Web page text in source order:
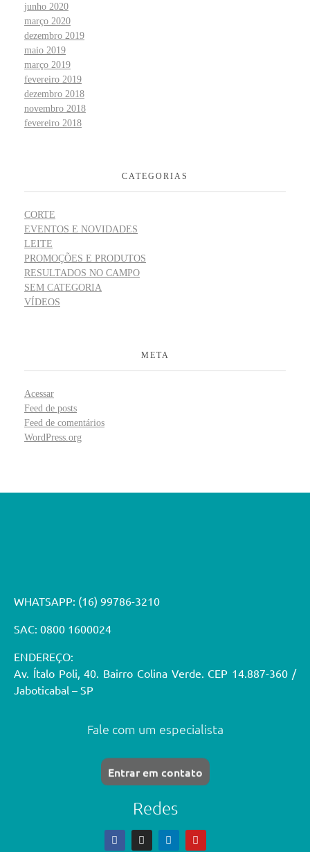
junho 2020
março 2020
dezembro 2019
maio 2019
março 2019
fevereiro 2019
dezembro 2018
novembro 2018
fevereiro 2018
CATEGORIAS
CORTE
EVENTOS E NOVIDADES
LEITE
PROMOÇÕES E PRODUTOS
RESULTADOS NO CAMPO
SEM CATEGORIA
VÍDEOS
META
Acessar
Feed de posts
Feed de comentários
WordPress.org
WHATSAPP: (16) 99786-3210
SAC: 0800 1600024
ENDEREÇO:
Av. Ítalo Poli, 40. Bairro Colina Verde. CEP 14.887-360 /
Jaboticabal – SP
Fale com um especialista
Entrar em contato
Redes